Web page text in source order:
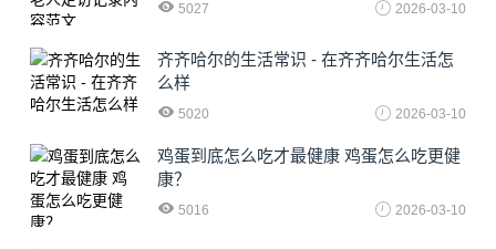
5027 2026-03-10
齐齐哈尔的生活常识 - 在齐齐哈尔生活怎
么样
5020 2026-03-10
鸡蛋到底怎么吃才最健康 鸡蛋怎么吃更健
康？
5016 2026-03-10